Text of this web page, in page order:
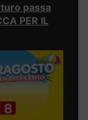
passa
PER IL